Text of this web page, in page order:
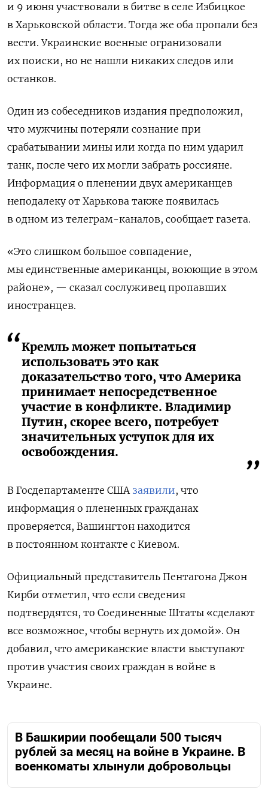
и 9 июня участвовали в битве в селе Избицкое
в Харьковской области. Тогда же оба пропали без
вести. Украинские военные огранизовали
их поиски, но не нашли никаких следов или
останков.
Один из собеседников издания предположил,
что мужчины потеряли сознание при
срабатывании мины или когда по ним ударил
танк, после чего их могли забрать россияне.
Информация о пленении двух американцев
неподалеку от Харькова также появилась
в одном из телеграм-каналов, сообщает газета.
«Это слишком большое совпадение,
мы единственные американцы, воюющие в этом
районе», — сказал сослуживец пропавших
иностранцев.
Кремль может попытаться
использовать это как
доказательство того, что Америка
принимает непосредственное
участие в конфликте. Владимир
Путин, скорее всего, потребует
значительных уступок для их
освобождения.
В Госдепартаменте США заявили, что
информация о плененных гражданах
проверяется, Вашингтон находится
в постоянном контакте с Киевом.
Официальный представитель Пентагона Джон
Кирби отметил, что если сведения
подтвердятся, то Соединенные Штаты «сделают
все возможное, чтобы вернуть их домой». Он
добавил, что американские власти выступают
против участия своих граждан в войне в
Украине.
В Башкирии пообещали 500 тысяч
рублей за месяц на войне в Украине. В
военкоматы хлынули добровольцы